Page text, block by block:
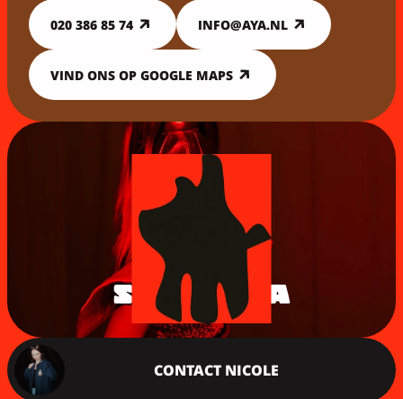
020 386 85 74 INFO@AYA.NL
VIND ONS OP GOOGLE MAPS
STEUN AYA
CONTACT NICOLE